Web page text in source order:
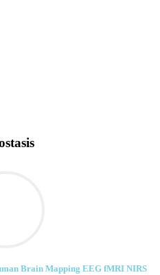
Brain Mapping EEG fMRI NIRS